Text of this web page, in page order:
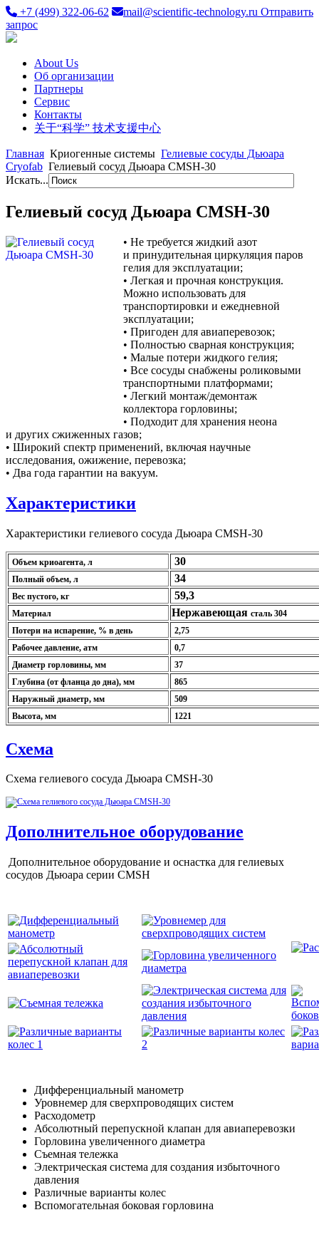
+7 (499) 322-06-62 mail@scientific-technology.ru Отправить
запрос
About Us
Об организации
Партнеры
Сервис
Контакты
关于“科学” 技术支援中心
Главная Криогенные системы Гелиевые сосуды Дьюара
Cryofab Гелиевый сосуд Дьюара CMSH-30
Искать...
Гелиевый сосуд Дьюара CMSH-30
• Не требуется жидкий азот
и принудительная циркуляция паров
гелия для эксплуатации;
• Легкая и прочная конструкция.
Можно использовать для
транспортировки и ежедневной
эксплуатации;
• Пригоден для авиаперевозок;
• Полностью сварная конструкция;
• Малые потери жидкого гелия;
• Все сосуды снабжены роликовыми
транспортными платформами;
• Легкий монтаж/демонтаж
коллектора горловины;
• Подходит для хранения неона
и других сжиженных газов;
• Широкий спектр применений, включая научные
исследования, ожижение, перевозка;
• Два года гарантии на вакуум.
Характеристики
Характеристики гелиевого сосуда Дьюара CMSH-30
Объем криоагента, л 30
Полный объем, л 34
Вес пустого, кг 59,3
Материал Нержавеющая сталь 304
Потери на испарение, % в день
2,75
Рабочее давление, атм
0,7
Диаметр горловины, мм
37
Глубина (от фланца до дна), мм
865
Наружный диаметр, мм
509
Высота, мм
1221
Схема
Схема гелиевого сосуда Дьюара CMSH-30
Дополнительное оборудование
Дополнительное оборудование и оснастка для гелиевых
сосудов Дьюара серии CMSH
Дифференциальный манометр
Уровнемер для сверхпроводящих систем
Расходометр
Абсолютный перепускной клапан для авиаперевозки
Горловина увеличенного диаметра
Съемная тележка
Электрическая система для создания избыточного
давления
Различные варианты колес
Вспомогательная боковая горловина